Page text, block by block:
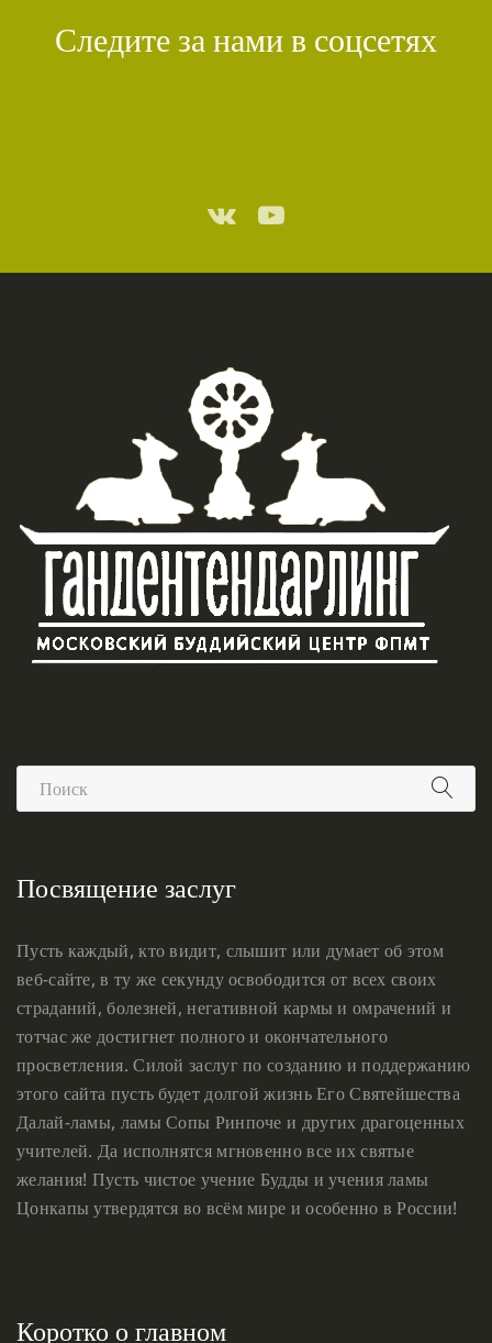
СТИХИЙНЫЕ БЕДСТВИЯ
Следите за нами в соцсетях
Посвящение заслуг
Пусть каждый, кто видит, слышит или думает об этом
веб-сайте, в ту же секунду освободится от всех своих
страданий, болезней, негативной кармы и омрачений и
тотчас же достигнет полного и окончательного
просветления. Силой заслуг по созданию и поддержанию
этого сайта пусть будет долгой жизнь Его Святейшества
Далай-ламы, ламы Сопы Ринпоче и других драгоценных
учителей. Да исполнятся мгновенно все их святые
желания! Пусть чистое учение Будды и учения ламы
Цонкапы утвердятся во всём мире и особенно в России!
Коротко о главном